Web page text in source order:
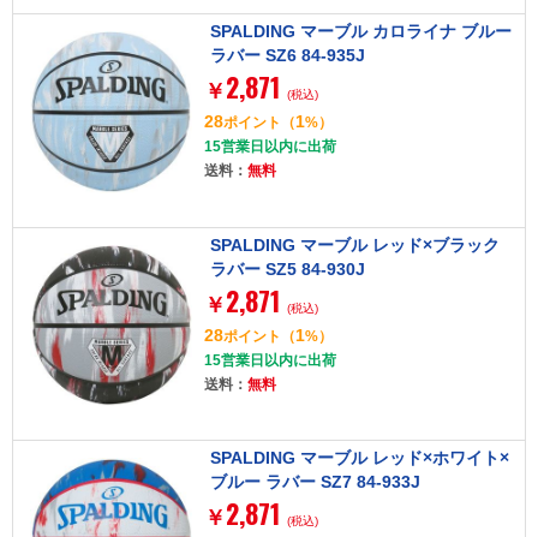
SPALDING マーブル カロライナ ブルー
ラバー SZ6 84-935J
￥ 2,871 (税込)
28ポイント （1%）
15営業日以内に出荷
送料： 無料
SPALDING マーブル レッド×ブラック
ラバー SZ5 84-930J
￥ 2,871 (税込)
28ポイント （1%）
15営業日以内に出荷
送料： 無料
SPALDING マーブル レッド×ホワイト×
ブルー ラバー SZ7 84-933J
￥ 2,871 (税込)